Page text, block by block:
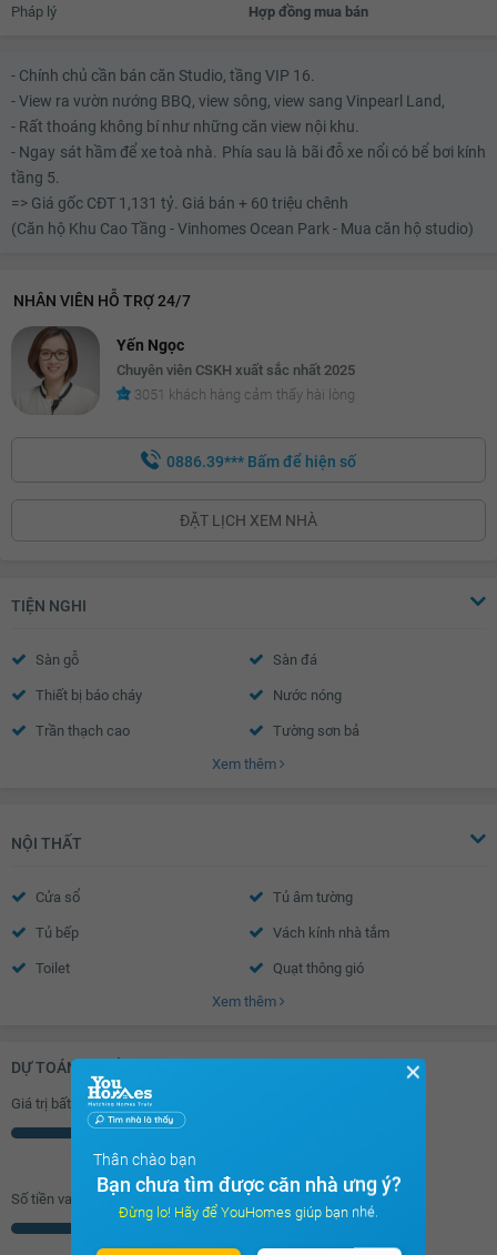
Pháp lý Hợp đồng mua bán
- Chính chủ cần bán căn Studio, tầng VIP 16.
- View ra vườn nướng BBQ, view sông, view sang Vinpearl Land,
- Rất thoáng không bí như những căn view nội khu.
- Ngay sát hầm để xe toà nhà. Phía sau là bãi đỗ xe nổi có bể bơi kính
tầng 5.
=> Giá gốc CĐT 1,131 tỷ. Giá bán + 60 triệu chênh
(Căn hộ Khu Cao Tầng - Vinhomes Ocean Park - Mua căn hộ studio)
NHÂN VIÊN HỖ TRỢ 24/7
Yến Ngọc
Chuyên viên CSKH xuất sắc nhất 2025
3051 khách hàng cảm thấy hài lòng
0886.39*** Bấm để hiện số
ĐẶT LỊCH XEM NHÀ
TIỆN NGHI
Sàn gỗ Sàn đá
Thiết bị báo cháy Nước nóng
Trần thạch cao Tường sơn bả
Cửa khung nhôm kính
Xem thêm
NỘI THẤT
Cửa sổ Tủ âm tường
Tủ bếp Vách kính nhà tắm
Toilet Quạt thông gió
Chắn ban công
Xem thêm
DỰ TOÁN KHOẢN VAY (ĐƠN VỊ: VNĐ)
Giá trị bất động sản
Số tiền vay (
%/GTNĐ)
✕
Thân chào bạn
Bạn chưa tìm được căn nhà ưng ý?
Đừng lo! Hãy để YouHomes giúp bạn nhé.